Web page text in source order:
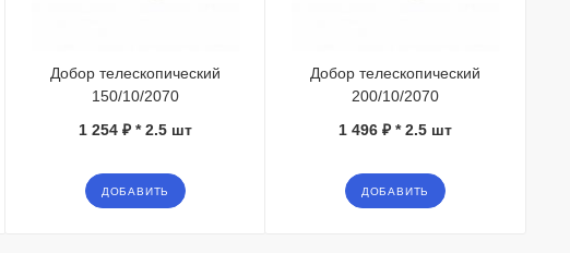
Добор телескопический
150/10/2070
1 254 ₽ * 2.5 шт
ДОБАВИТЬ
Добор телескопический
200/10/2070
1 496 ₽ * 2.5 шт
ДОБАВИТЬ